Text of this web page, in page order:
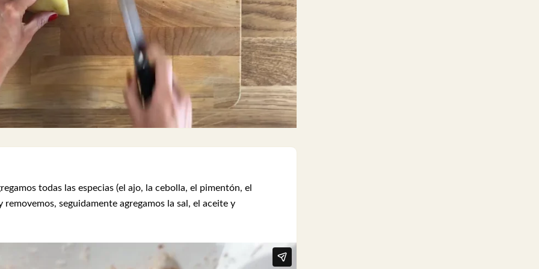
todas las especias (el ajo, la cebolla, el pimentón, el
seguidamente agregamos la sal, el aceite y